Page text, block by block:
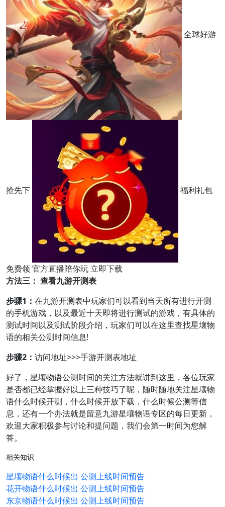
全球好游
抢先下 福利礼包
免费领 官方直播陪你玩 立即下载
方法三： 查看九游开测表
步骤1： 在九游开测表中玩家们可以看到当天所有进行开测
的手机游戏，以及最近十天即将进行测试的游戏，有具体的
测试时间以及测试阶段介绍，玩家们可以在这里查找星壤物
语的相关公测时间信息!
步骤2： 访问地址>>>手游开测表地址
好了，星壤物语公测时间的关注方法就讲到这里，各位玩家
是否都已经掌握好以上三种技巧了呢，随时随地关注星壤物
语什么时候开测，什么时候开放下载，什么时候公测等信
息，还有一个办法就是留意九游星壤物语专区的每日更新，
欢迎大家积极参与讨论和提问题，我们会第一时间为您解
答。
相关知识
星壤物语什么时候出 公测上线时间预告
花开物语什么时候出 公测上线时间预告
东京物语什么时候出 公测上线时间预告